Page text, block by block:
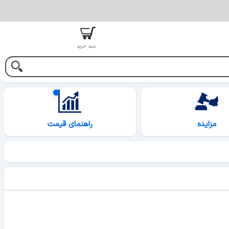
سبد خرید
مزایده راهنمای قیمت